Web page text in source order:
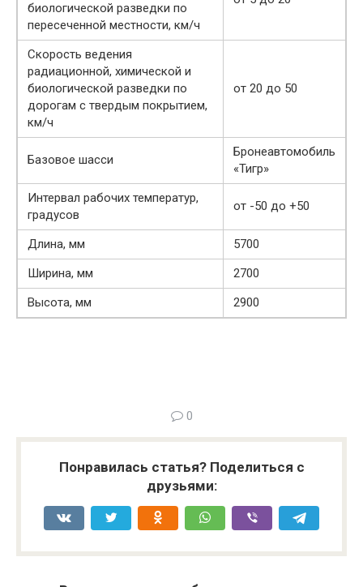
биологической разведки по
пересеченной местности, км/ч
Скорость ведения
радиационной, химической и
биологической разведки по
дорогам с твердым покрытием,
км/ч
от 20 до 50
Базовое шасси
Бронеавтомобиль
«Тигр»
Интервал рабочих температур,
градусов
от -50 до +50
Длина, мм
5700
Ширина, мм
2700
Высота, мм
2900
0
Понравилась статья? Поделиться с
друзьями: